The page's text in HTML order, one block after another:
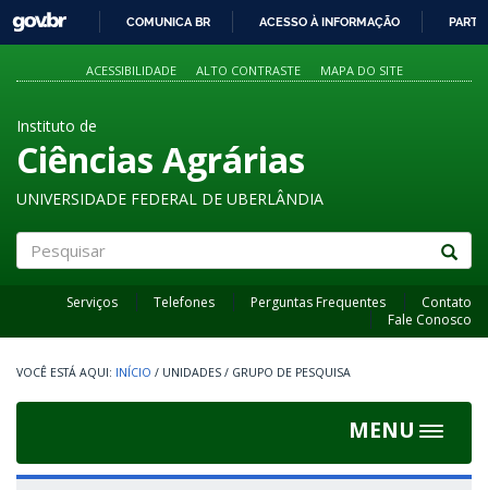
PARA
O
GOVBR
COMUNICA BR ACESSO À INFORMAÇÃO
ACESSIBILIDADE ALTO CONTRASTE MAPA DO SITE
Instituto de
Ciências Agrárias
UNIVERSIDADE FEDERAL DE UBERLÂNDIA
Serviços Telefones Perguntas Frequentes
Contato
Fale Conosco
INÍCIO / UNIDADES / GRUPO DE PESQUISA
MENU
Toggle